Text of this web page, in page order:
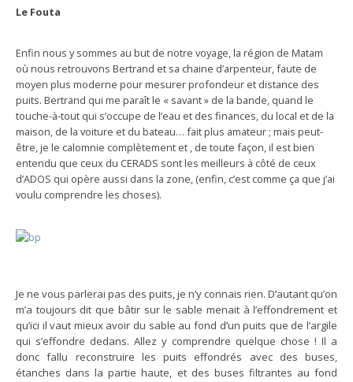
Le Fouta
Enfin nous y sommes au but de notre voyage, la région de Matam
où nous retrouvons Bertrand et sa chaine d’arpenteur, faute de
moyen plus moderne pour mesurer profondeur et distance des
puits. Bertrand qui me paraît le « savant » de la bande, quand le
touche-à-tout qui s’occupe de l’eau et des finances, du local et de la
maison, de la voiture et du bateau… fait plus amateur ; mais peut-
être, je le calomnie complètement et , de toute façon, il est bien
entendu que ceux du CERADS sont les meilleurs à côté de ceux
d’ADOS qui opère aussi dans la zone, (enfin, c’est comme ça que j’ai
voulu comprendre les choses).
Je ne vous parlerai pas des puits, je n’y connais rien. D’autant qu’on
m’a toujours dit que bâtir sur le sable menait à l’effondrement et
qu’ici il vaut mieux avoir du sable au fond d’un puits que de l’argile
qui s’effondre dedans. Allez y comprendre quelque chose ! Il a
donc fallu reconstruire les puits effondrés avec des buses,
étanches dans la partie haute, et des buses filtrantes au fond